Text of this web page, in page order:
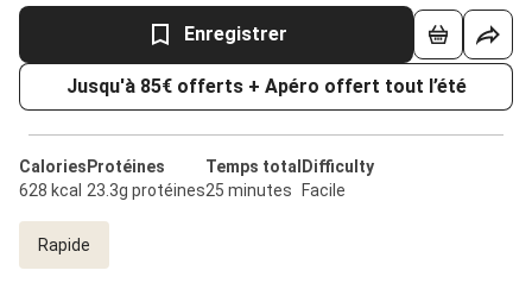
Enregistrer
Jusqu'à 85€ offerts + Apéro offert tout l’été
Calories
628 kcal
Protéines
23.3g protéines
Temps total
25 minutes
Difficulty
Facile
Rapide